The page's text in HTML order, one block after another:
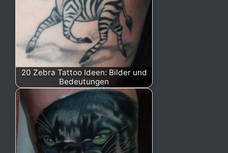
20 Zebra Tattoo Ideen: Bilder und
Bedeutungen